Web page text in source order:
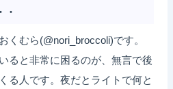
・
くむら(@nori_broccoli)です。
ると非常に困るのが、無言で後
る人です。夜だとライトで何と